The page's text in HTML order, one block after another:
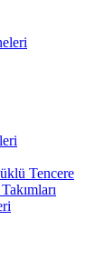
Tencere